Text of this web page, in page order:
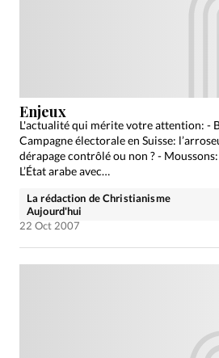
Enjeux
L'actualité qui mérite votre attention: -
Campagne électorale en Suisse:
dérapage contrôlé ou non ? -
L’État arabe avec…
La rédaction de Christianisme
Aujourd'hui
22 Oct 2007